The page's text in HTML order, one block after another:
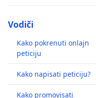
Vodiči
Kako pokrenuti onlajn
peticiju
Kako napisati peticiju?
Kako promovisati